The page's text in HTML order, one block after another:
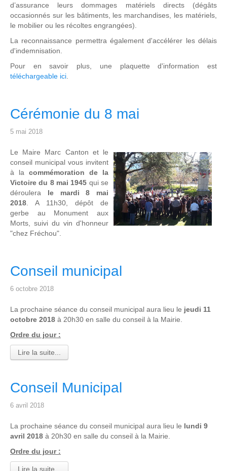
d’assurance leurs dommages matériels directs (dégâts
occasionnés sur les bâtiments, les marchandises, les matériels,
le mobilier ou les récoltes engrangées).
La reconnaissance permettra également d'accélérer les délais
d'indemnisation.
Pour en savoir plus, une plaquette d'information est
téléchargeable ici
Cérémonie du 8 mai
5 mai 2018
Le Maire Marc Canton et le
conseil municipal vous invitent
à la commémoration de la
Victoire du 8 mai 1945 qui se
déroulera le mardi 8 mai
2018 . A 11h30, dépôt de
gerbe au Monument aux
Morts, suivi du vin d'honneur
"chez Fréchou".
Conseil municipal
6 octobre 2018
La prochaine séance du conseil municipal aura lieu le jeudi 11
octobre 2018 à 20h30 en salle du conseil à la Mairie.
Ordre du jour :
Lire la suite...
Conseil Municipal
6 avril 2018
La prochaine séance du conseil municipal aura lieu le lundi 9
avril 2018 à 20h30 en salle du conseil à la Mairie.
Ordre du jour :
Lire la suite...